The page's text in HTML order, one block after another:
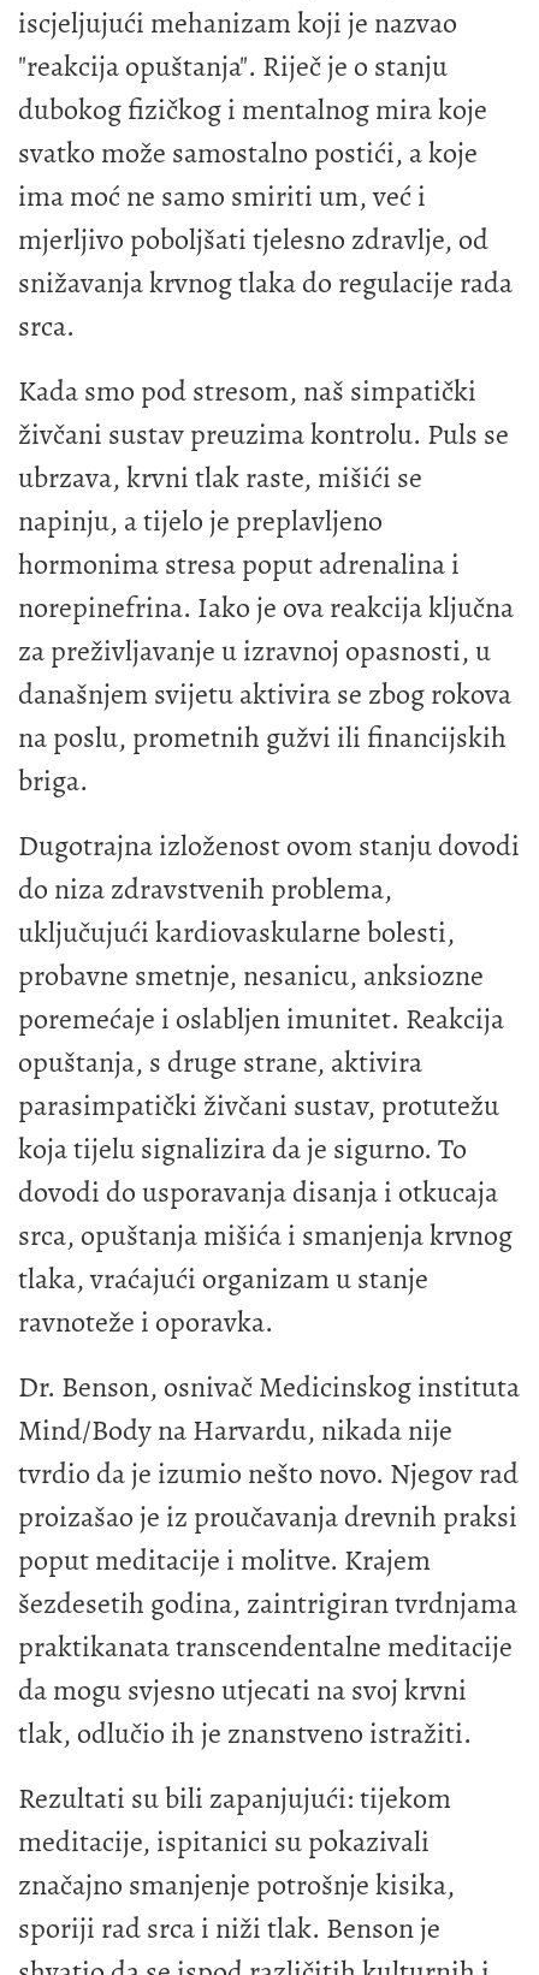
iscjeljujući mehanizam koji je nazvao
"reakcija opuštanja". Riječ je o stanju
dubokog fizičkog i mentalnog mira koje
svatko može samostalno postići, a koje
ima moć ne samo smiriti um, već i
mjerljivo poboljšati tjelesno zdravlje, od
snižavanja krvnog tlaka do regulacije rada
srca.
Kada smo pod stresom, naš simpatički
živčani sustav preuzima kontrolu. Puls se
ubrzava, krvni tlak raste, mišići se
napinju, a tijelo je preplavljeno
hormonima stresa poput adrenalina i
norepinefrina. Iako je ova reakcija ključna
za preživljavanje u izravnoj opasnosti, u
današnjem svijetu aktivira se zbog rokova
na poslu, prometnih gužvi ili financijskih
briga.
Dugotrajna izloženost ovom stanju dovodi
do niza zdravstvenih problema,
uključujući kardiovaskularne bolesti,
probavne smetnje, nesanicu, anksiozne
poremećaje i oslabljen imunitet. Reakcija
opuštanja, s druge strane, aktivira
parasimpatički živčani sustav, protutežu
koja tijelu signalizira da je sigurno. To
dovodi do usporavanja disanja i otkucaja
srca, opuštanja mišića i smanjenja krvnog
tlaka, vraćajući organizam u stanje
ravnoteže i oporavka.
Dr. Benson, osnivač Medicinskog instituta
Mind/Body na Harvardu, nikada nije
tvrdio da je izumio nešto novo. Njegov rad
proizašao je iz proučavanja drevnih praksi
poput meditacije i molitve. Krajem
šezdesetih godina, zaintrigiran tvrdnjama
praktikanata transcendentalne meditacije
da mogu svjesno utjecati na svoj krvni
tlak, odlučio ih je znanstveno istražiti.
Rezultati su bili zapanjujući: tijekom
meditacije, ispitanici su pokazivali
značajno smanjenje potrošnje kisika,
sporiji rad srca i niži tlak. Benson je